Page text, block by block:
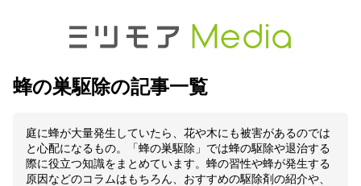
蜂の巣駆除の記事一覧
庭に蜂が大量発生していたら、花や木にも被害があるのでは
と心配になるもの。「蜂の巣駆除」では蜂の駆除や退治する
際に役立つ知識をまとめています。蜂の習性や蜂が発生する
原因などのコラムはもちろん、おすすめの駆除剤の紹介や、